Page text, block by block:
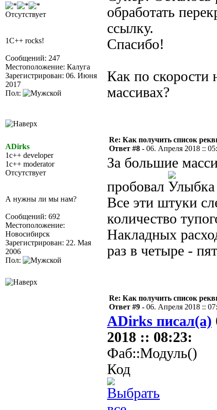
Отсутствует
1C++ rocks!
Сообщений: 247
Местоположение: Калуга
Зарегистрирован: 06. Июня
2017
Пол:
обработать
ссылку.
Спасибо!
Как по скорости
массивах?
ADirks
1c++ developer
1c++ moderator
Отсутствует
А нужны ли мы нам?
Сообщений: 692
Местоположение:
Новосибирск
Зарегистрирован: 22. Мая
2006
Пол:
Re: Как получить список
Ответ #8 - 06. Апреля 2018 ::
За большие
пробовал
Все эти штуки
количество
Накладных
раз в четыре -
Re: Как получить список
Ответ #9 - 06. Апреля 2018 ::
ADirks писал(а)
2018 :: 08:23:
Фаб::Модуль()
Код